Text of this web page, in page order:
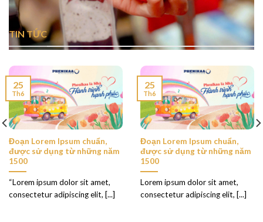
TIN TỨC
Đoạn Lorem Ipsum chuẩn,
được sử dụng từ những năm
1500
“Lorem ipsum dolor sit amet,
consectetur adipiscing elit, [...]
25
Th6
Đoạn Lorem Ipsum chuẩn,
được sử dụng từ những năm
1500
Lorem ipsum dolor sit amet,
consectetur adipiscing elit, [...]
25
Th6